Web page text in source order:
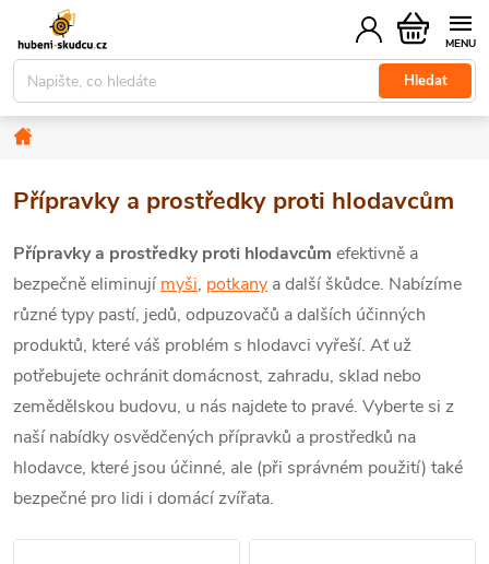
obsah
Hledat
Nákupní
košík
Domů
Přípravky a prostředky proti hlodavcům
Přípravky a prostředky proti hlodavcům efektivně a
bezpečně eliminují myši, potkany a další škůdce. Nabízíme
různé typy pastí, jedů, odpuzovačů a dalších účinných
produktů, které váš problém s hlodavci vyřeší. Ať už
potřebujete ochránit domácnost, zahradu, sklad nebo
zemědělskou budovu, u nás najdete to pravé. Vyberte si z
naší nabídky osvědčených přípravků a prostředků na
hlodavce, které jsou účinné, ale (při správném použití) také
bezpečné pro lidi i domácí zvířata.